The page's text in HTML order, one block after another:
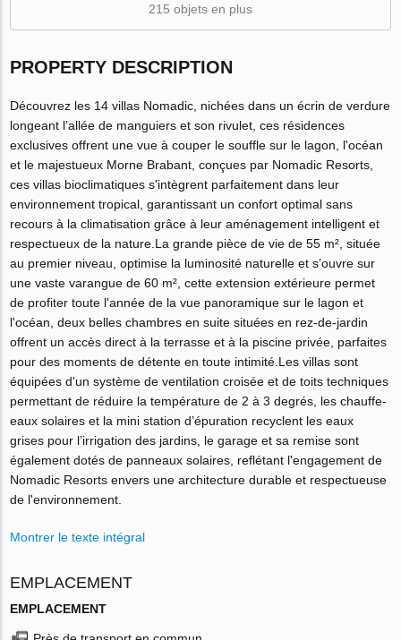
215 objets en plus
PROPERTY DESCRIPTION
Découvrez les 14 villas Nomadic, nichées dans un écrin de verdure
longeant l’allée de manguiers et son rivulet, ces résidences
exclusives offrent une vue à couper le souffle sur le lagon, l'océan
et le majestueux Morne Brabant, conçues par Nomadic Resorts,
ces villas bioclimatiques s'intègrent parfaitement dans leur
environnement tropical, garantissant un confort optimal sans
recours à la climatisation grâce à leur aménagement intelligent et
respectueux de la nature.La grande pièce de vie de 55 m², située
au premier niveau, optimise la luminosité naturelle et s’ouvre sur
une vaste varangue de 60 m², cette extension extérieure permet
de profiter toute l'année de la vue panoramique sur le lagon et
l'océan, deux belles chambres en suite situées en rez-de-jardin
offrent un accès direct à la terrasse et à la piscine privée, parfaites
pour des moments de détente en toute intimité.Les villas sont
équipées d'un système de ventilation croisée et de toits techniques
permettant de réduire la température de 2 à 3 degrés, les chauffe-
eaux solaires et la mini station d’épuration recyclent les eaux
grises pour l’irrigation des jardins, le garage et sa remise sont
également dotés de panneaux solaires, reflétant l'engagement de
Nomadic Resorts envers une architecture durable et respectueuse
de l'environnement.
Montrer le texte intégral
EMPLACEMENT
EMPLACEMENT